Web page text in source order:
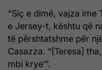
“Siç e dimë, vajza ime
e Jersey-t, kështu që
të përshtatshme për
Casazza. “[Teresa]
mbi krye’”.